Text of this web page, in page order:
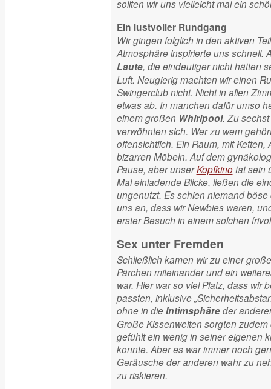
sollten wir uns vielleicht mal ein
Ein lustvoller Rundgang
Wir gingen folglich in den aktiven
Atmosphäre inspirierte uns schnell.
Laute, die eindeutiger nicht hätten
Luft. Neugierig machten wir einen
Swingerclub nicht. Nicht in allen
etwas ab. In manchen dafür umso
einem großen Whirlpool. Zu
verwöhnten sich. Wer zu wem
offensichtlich. Ein Raum, mit
bizarren Möbeln. Auf dem
Pause, aber unserKopfkino tat sein
Mal einladende Blicke, ließen die
ungenutzt. Es schien niemand
uns an, dass wir Newbies waren,
erster Besuch in einem solchen
Sex unter Fremden
Schließlich kamen wir zu einer
Pärchen miteinander und ein
war. Hier war so viel Platz, dass wir
passten, inklusive
ohne in dieIntimsphäreder
Große Kissenwelten sorgten
gefühlt ein wenig in seiner eigenen
konnte. Aber es war immer noch
Geräusche der anderen wahr zu
zu riskieren.